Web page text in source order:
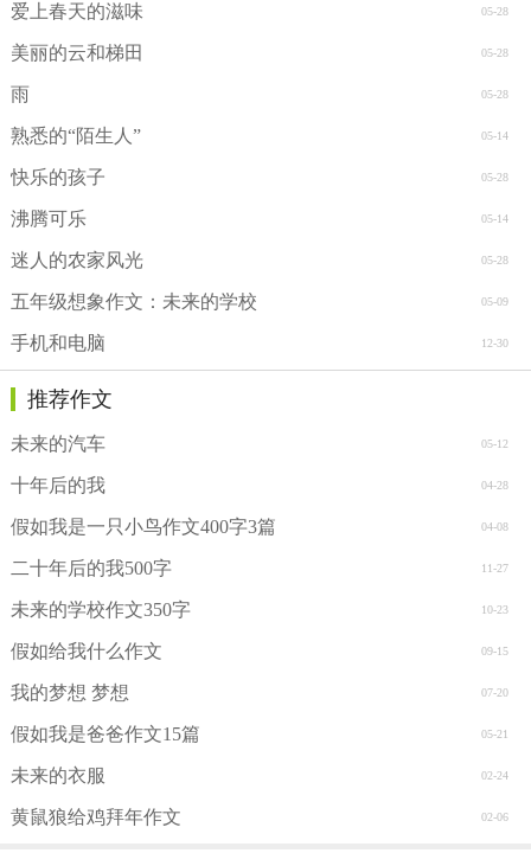
05-28
爱上春天的滋味
05-28
美丽的云和梯田
05-28
雨
05-14
熟悉的“陌生人”
05-28
快乐的孩子
05-14
沸腾可乐
05-28
迷人的农家风光
05-09
五年级想象作文：未来的学校
12-30
手机和电脑
推荐作文
05-12
未来的汽车
04-28
十年后的我
04-08
假如我是一只小鸟作文400字3篇
11-27
二十年后的我500字
10-23
未来的学校作文350字
09-15
假如给我什么作文
07-20
我的梦想 梦想
05-21
假如我是爸爸作文15篇
02-24
未来的衣服
02-06
黄鼠狼给鸡拜年作文